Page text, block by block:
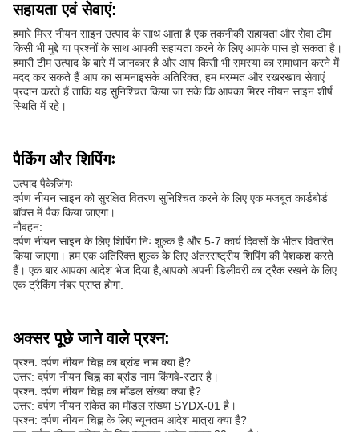
सहायता एवं सेवाएं:
हमारे मिरर नीयन साइन उत्पाद के साथ आता है एक तकनीकी सहायता और सेवा टीम
किसी भी मुद्दे या प्रश्नों के साथ आपकी सहायता करने के लिए आपके पास हो सकता है।
हमारी टीम उत्पाद के बारे में जानकार है और आप किसी भी समस्या का समाधान करने में
मदद कर सकते हैं आप का सामनाइसके अतिरिक्त, हम मरम्मत और रखरखाव सेवाएं
प्रदान करते हैं ताकि यह सुनिश्चित किया जा सके कि आपका मिरर नीयन साइन शीर्ष
स्थिति में रहे।
पैकिंग और शिपिंगः
उत्पाद पैकेजिंगः
दर्पण नीयन साइन को सुरक्षित वितरण सुनिश्चित करने के लिए एक मजबूत कार्डबोर्ड
बॉक्स में पैक किया जाएगा।
नौवहन:
दर्पण नीयन साइन के लिए शिपिंग निः शुल्क है और 5-7 कार्य दिवसों के भीतर वितरित
किया जाएगा। हम एक अतिरिक्त शुल्क के लिए अंतरराष्ट्रीय शिपिंग की पेशकश करते
हैं। एक बार आपका आदेश भेज दिया है,आपको अपनी डिलीवरी का ट्रैक रखने के लिए
एक ट्रैकिंग नंबर प्राप्त होगा.
अक्सर पूछे जाने वाले प्रश्न:
प्रश्न: दर्पण नीयन चिह्न का ब्रांड नाम क्या है?
उत्तर: दर्पण नीयन चिह्न का ब्रांड नाम किंगवे-स्टार है।
प्रश्न: दर्पण नीयन चिह्न का मॉडल संख्या क्या है?
उत्तर: दर्पण नीयन संकेत का मॉडल संख्या SYDX-01 है।
प्रश्न: दर्पण नीयन चिह्न के लिए न्यूनतम आदेश मात्रा क्या है?